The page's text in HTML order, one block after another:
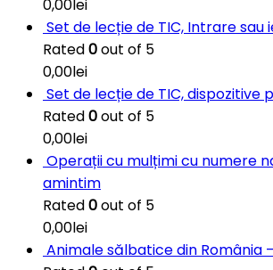
0,00lei
Set de lecție de TIC, Intrare sau
Rated0out of 5
0,00lei
Set de lecție de TIC, dispozitive
Rated0out of 5
0,00lei
Operații cu mulțimi cu numere
amintim
Rated0out of 5
0,00lei
Animale sălbatice din România